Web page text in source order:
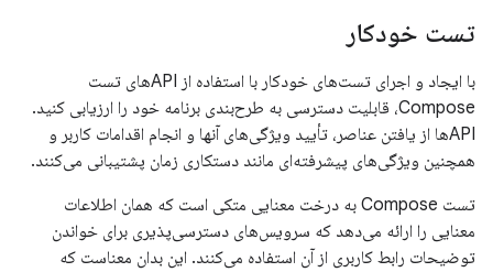
تست خودکار
با ایجاد و اجرای تست‌های خودکار با استفاده از APIهای تست
Compose، قابلیت دسترسی به طرح‌بندی برنامه خود را ارزیابی کنید.
APIها از یافتن عناصر، تأیید ویژگی‌های آنها و انجام اقدامات کاربر و
همچنین ویژگی‌های پیشرفته‌ای مانند دستکاری زمان پشتیبانی می‌کنند.
تست Compose به درخت معنایی متکی است که همان اطلاعات
معنایی را ارائه می‌دهد که سرویس‌های دسترسی‌پذیری برای خواندن
توضیحات رابط کاربری از آن استفاده می‌کنند. این بدان معناست که